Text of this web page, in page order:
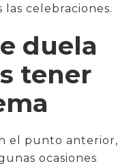
celebraciones.
duela
tener
el punto anterior,
ocasiones